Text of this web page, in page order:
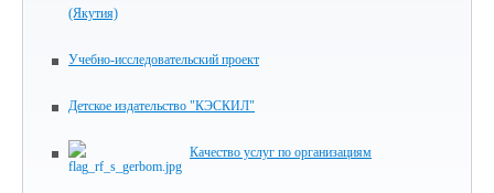
(Якутия)
Учебно-исследовательский проект
Детское издательство "КЭСКИЛ"
Качество услуг по организациям